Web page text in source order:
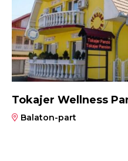
Tokajer Wellness
Balaton-part